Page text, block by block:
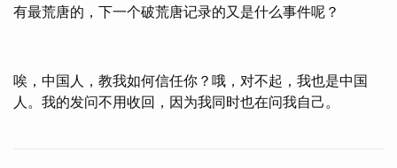
有最荒唐的，下一个破荒唐记录的又是什么事件呢？
唉，中国人，教我如何信任你？哦，对不起，我也是中国
人。我的发问不用收回，因为我同时也在问我自己。